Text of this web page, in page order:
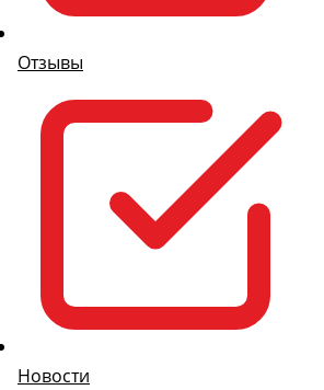
Отзывы
Новости